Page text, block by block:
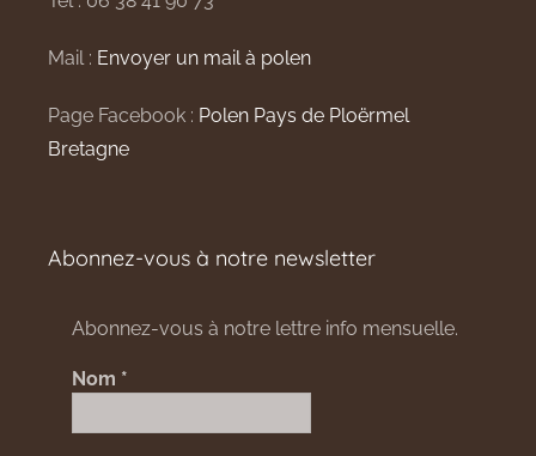
Mail : Envoyer un mail à polen
Page Facebook : Polen Pays de Ploërmel
Bretagne
Abonnez-vous à notre newsletter
Abonnez-vous à notre lettre info mensuelle.
Nom *